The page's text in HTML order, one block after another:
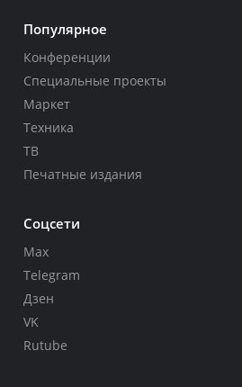
Популярное
Конференции
Специальные проекты
Маркет
Техника
ТВ
Печатные издания
Соцсети
Max
Telegram
Дзен
VK
Rutube